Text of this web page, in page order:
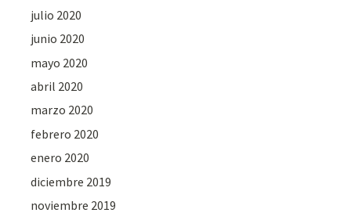
julio 2020
junio 2020
mayo 2020
abril 2020
marzo 2020
febrero 2020
enero 2020
diciembre 2019
noviembre 2019